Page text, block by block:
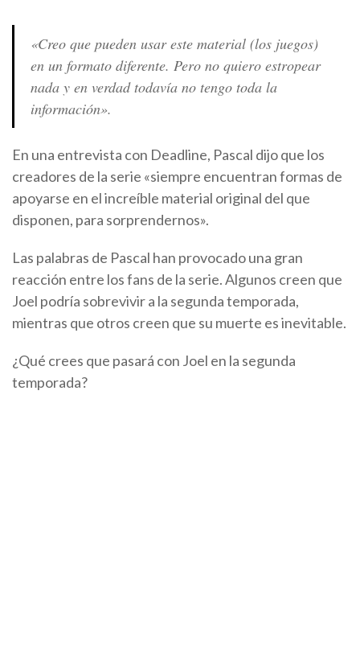
«Creo que pueden usar este material (los juegos)
en un formato diferente. Pero no quiero estropear
nada y en verdad todavía no tengo toda la
información».
En una entrevista con Deadline, Pascal dijo que los
creadores de la serie «siempre encuentran formas de
apoyarse en el increíble material original del que
disponen, para sorprendernos».
Las palabras de Pascal han provocado una gran
reacción entre los fans de la serie. Algunos creen que
Joel podría sobrevivir a la segunda temporada,
mientras que otros creen que su muerte es inevitable.
¿Qué crees que pasará con Joel en la segunda
temporada?